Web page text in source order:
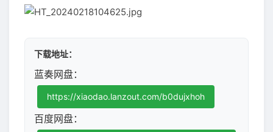
下载地址：
蓝奏网盘：
https://xiaodao.lanzout.com/b0dujxhoh
百度网盘：